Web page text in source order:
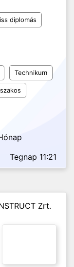
diplomás
Technikum
Tegnap 11:21
Zrt.